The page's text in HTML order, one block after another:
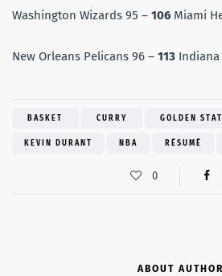
Washington Wizards 95 – 106 Miami
New Orleans Pelicans 96 – 113 Indiana
BASKET CURRY GOLDEN
KEVIN DURANT NBA RÉSUMÉ
0
ABOUT AUTHOR